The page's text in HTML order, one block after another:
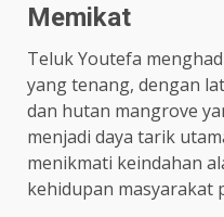
Memikat
Teluk Youtefa
yang tenang, dengan
dan hutan mangrove
menjadi daya tarik
menikmati keindahan
kehidupan masyarakat